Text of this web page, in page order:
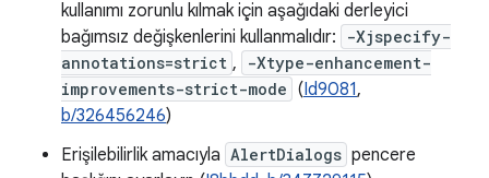
kullanımı zorunlu kılmak için aşağıdaki derleyici
bağımsız değişkenlerini kullanmalıdır:
-Xjspecify-
annotations=strict ,
-Xtype-enhancement-
improvements-strict-mode (Id9081,
b/326456246)
Erişilebilirlik amacıyla AlertDialogs pencere